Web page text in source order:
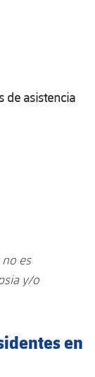
de asistencia
es
y/o
en